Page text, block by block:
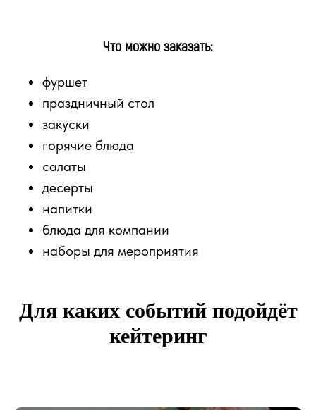
Что можно заказать:
фуршет
праздничный стол
закуски
горячие блюда
салаты
десерты
напитки
блюда для компании
наборы для мероприятия
Для каких событий подойдёт
кейтеринг